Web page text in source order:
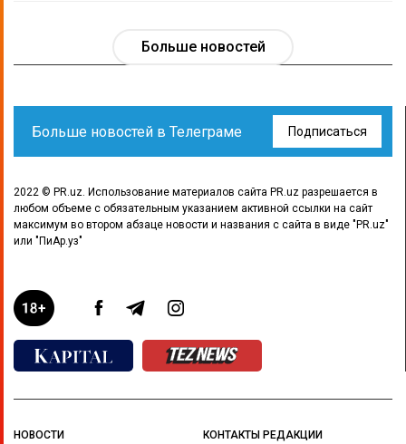
Больше новостей
Больше новостей в Телеграме Подписаться
2022 © PR.uz. Использование материалов сайта PR.uz разрешается в
любом объеме с обязательным указанием активной ссылки на сайт
максимум во втором абзаце новости и названия с сайта в виде "PR.uz"
или "ПиАр.уз"
НОВОСТИ КОНТАКТЫ РЕДАКЦИИ